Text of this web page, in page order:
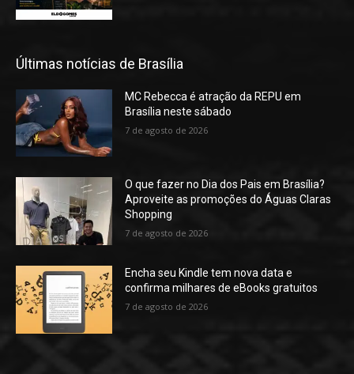
Últimas notícias de Brasília
MC Rebecca é atração da REPU em
Brasília neste sábado
7 de agosto de 2026
O que fazer no Dia dos Pais em Brasília?
Aproveite as promoções do Águas Claras
Shopping
7 de agosto de 2026
Encha seu Kindle tem nova data e
confirma milhares de eBooks gratuitos
7 de agosto de 2026